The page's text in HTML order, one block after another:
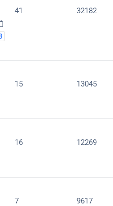
41 32182
15 13045
16 12269
7 9617